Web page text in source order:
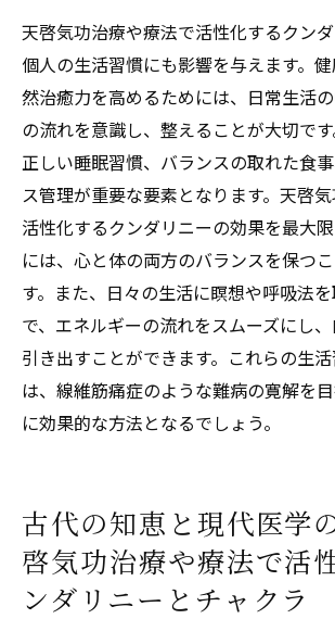
天啓気功治療や療法で活性化するクン
個人の生活習慣にも影響を与えます。
然治癒力を高めるためには、日常生活
の流れを意識し、整えることが大切で
正しい睡眠習慣、バランスの取れた食
ス管理が重要な要素となります。天啓
活性化するクンダリニーの効果を最大
には、心と体の両方のバランスを保つ
す。また、日々の生活に瞑想や呼吸法
で、エネルギーの流れをスムーズにし
引き出すことができます。これらの生
は、線維筋痛症のような難病の寛解を
に効果的な方法となるでしょう。
古代の知恵と現代医学
啓気功治療や療法で活
ンダリニーとチャクラ